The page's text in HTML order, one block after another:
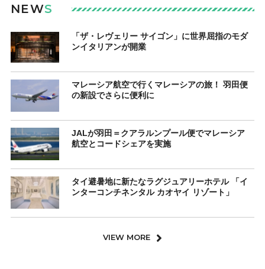
NEWS
「ザ・レヴェリー サイゴン」に世界屈指のモダ
ンイタリアンが開業
マレーシア航空で行くマレーシアの旅！ 羽田便
の新設でさらに便利に
JALが羽田＝クアラルンプール便でマレーシア
航空とコードシェアを実施
タイ避暑地に新たなラグジュアリーホテル 「イ
ンターコンチネンタル カオヤイ リゾート」
VIEW MORE